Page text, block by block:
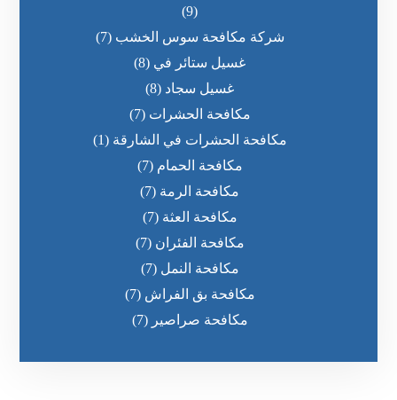
(9)
شركة مكافحة سوس الخشب (7)
غسيل ستائر في (8)
غسيل سجاد (8)
مكافحة الحشرات (7)
مكافحة الحشرات في الشارقة (1)
مكافحة الحمام (7)
مكافحة الرمة (7)
مكافحة العثة (7)
مكافحة الفئران (7)
مكافحة النمل (7)
مكافحة بق الفراش (7)
مكافحة صراصير (7)